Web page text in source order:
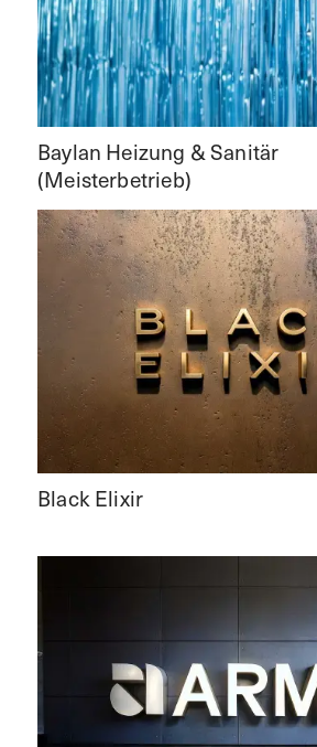
Baylan Heizung & Sanitär
(Meisterbetrieb)
Black Elixir